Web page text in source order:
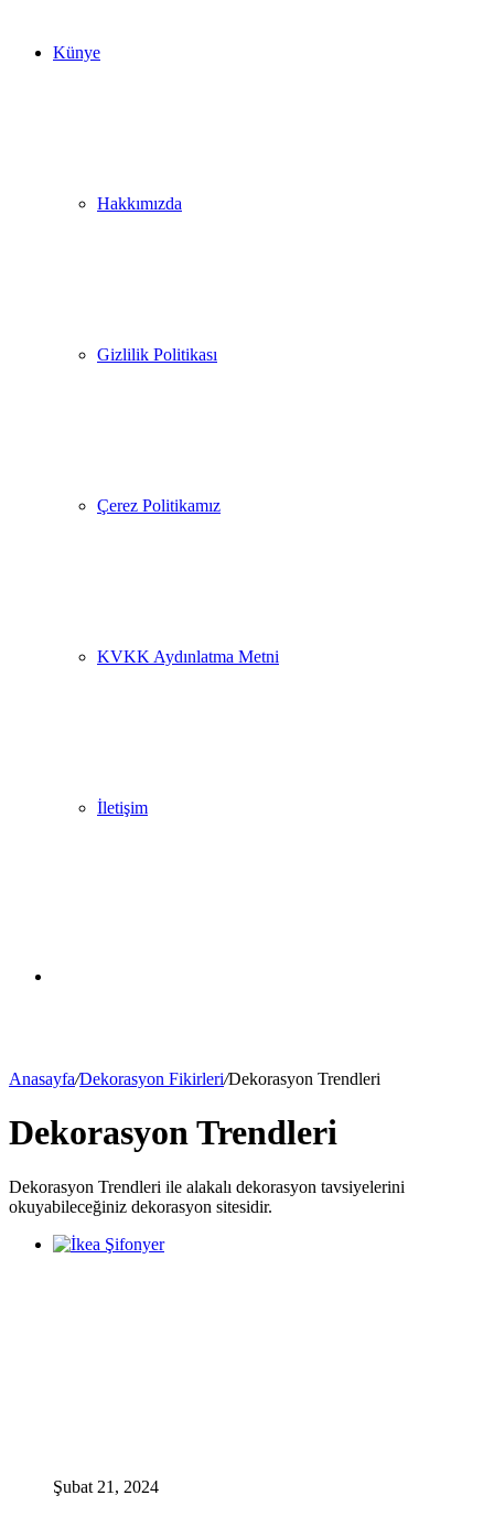
Künye
Hakkımızda
Gizlilik Politikası
Çerez Politikamız
KVKK Aydınlatma Metni
İletişim
yap
Anasayfa/Dekorasyon Fikirleri/Dekorasyon Trendleri
Dekorasyon Trendleri
Dekorasyon Trendleri ile alakalı dekorasyon tavsiyelerini
okuyabileceğiniz dekorasyon sitesidir.
Şubat 21, 2024